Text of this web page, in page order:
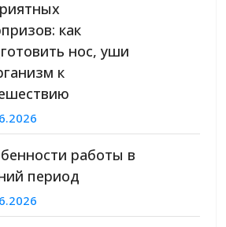
как
нос, уши
к
работы в
период